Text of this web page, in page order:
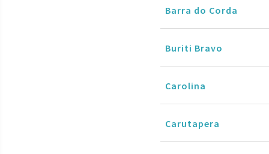
Barra do Corda
Buriti Bravo
Carolina
Carutapera